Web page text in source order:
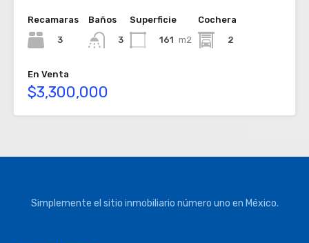
Recamaras
3
Baños
3
Superficie
161 m2
Cochera
2
En Venta
$3,300,000
Simplemente el sitio inmobiliario número uno en México.